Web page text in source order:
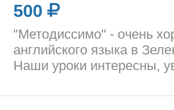
500
"Методиссимо" - очень
английского языка в
Наши уроки интересны,